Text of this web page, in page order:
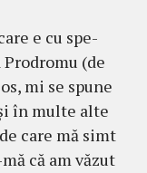
e cu spe­
(de
mi se spune
în multe alte
care mă simt
că am văzut